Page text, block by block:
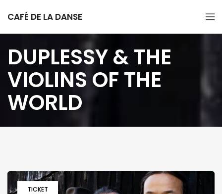
CAFÉ DE LA DANSE
DUPLESSY & THE
VIOLINS OF THE
WORLD
TICKET